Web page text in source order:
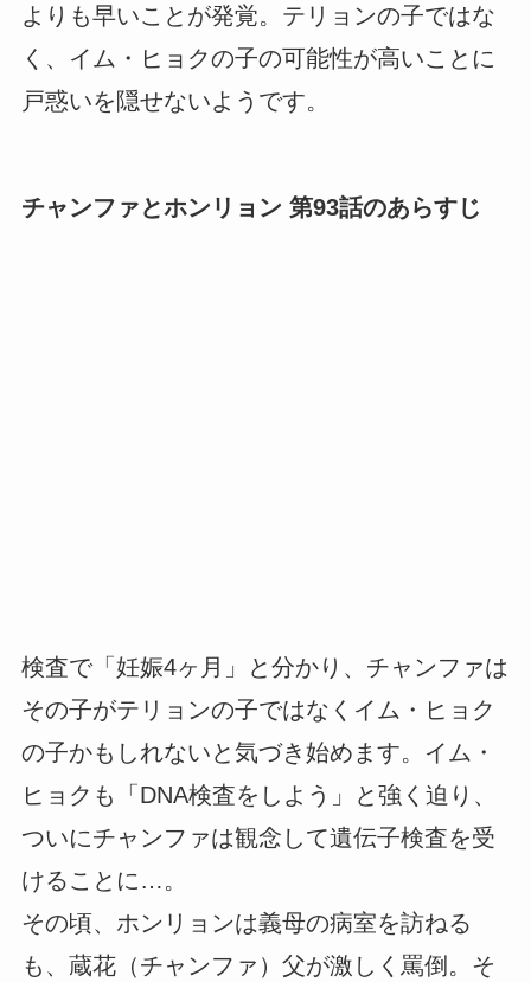
よりも早いことが発覚。テリョンの子ではな
く、イム・ヒョクの子の可能性が高いことに
戸惑いを隠せないようです。
チャンファとホンリョン 第93話のあらすじ
検査で「妊娠4ヶ月」と分かり、チャンファは
その子がテリョンの子ではなくイム・ヒョク
の子かもしれないと気づき始めます。イム・
ヒョクも「DNA検査をしよう」と強く迫り、
ついにチャンファは観念して遺伝子検査を受
けることに…。
その頃、ホンリョンは義母の病室を訪ねる
も、蔵花（チャンファ）父が激しく罵倒。そ